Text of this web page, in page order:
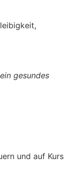
gesundes
und auf Kurs